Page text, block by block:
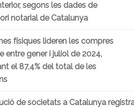
segons les dades de
notarial de Catalunya
físiques lideren les compres
entre gener i juliol de 2024,
el 87,4% del total de les
de societats a Catalunya